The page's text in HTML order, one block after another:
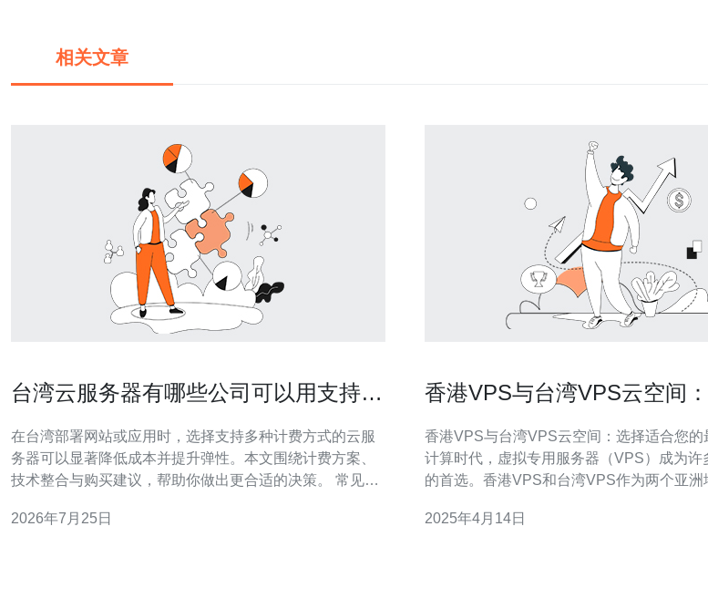
相关文章
台湾云服务器有哪些公司可以用支持多
在台湾部署网站或应用时，选择支持多种计费方式的云服
务器可以显著降低成本并提升弹性。本文围绕计费方案、
技术整合与购买建议，帮助你做出更合适的决策。 常见的
计费、按带宽计费与预付/后付混合方案。不同业务负载对
2026年7月25日
香港VPS与台湾VPS云空间
香港VPS与台湾VPS云空间：选择适合您的最佳
计算时代，虚拟专用服务器（VPS）成为许
的首选。香港VPS和台湾VPS作为两个亚洲
台湾VPS的特点和优势，帮助您选择适合您
2025年4月14日